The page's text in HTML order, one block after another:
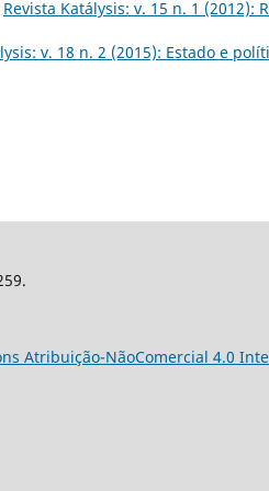
Revista Katálysis: v. 15 n. 1 (2012):
v. 18 n. 2 (2015): Estado e
Atribuição-NãoComercial 4.0